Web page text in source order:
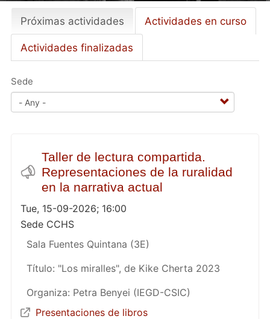
Primary
tabs
Próximas actividades (active
tab)
Actividades en curso
Actividades finalizadas
Sede
Taller de lectura compartida.
Representaciones de la ruralidad
en la narrativa actual
Tue, 15-09-2026; 16:00
Sede CCHS
Sala Fuentes Quintana (3E)
Título: "Los miralles", de Kike Cherta 2023
Organiza: Petra Benyei (IEGD-CSIC)
Presentaciones de libros